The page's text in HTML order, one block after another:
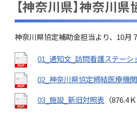
【神奈川県】神奈川
神奈川県協定補助金担当より、10月
01_通知文_訪問看護ステーシ
02_神奈川県協定締結医療機
03_施設_新旧対照表 （876.4Ｋ